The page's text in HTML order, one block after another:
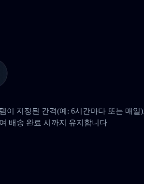
이 지정된 간격(예: 6시간마다 또는 매일
배송 완료 시까지 유지합니다